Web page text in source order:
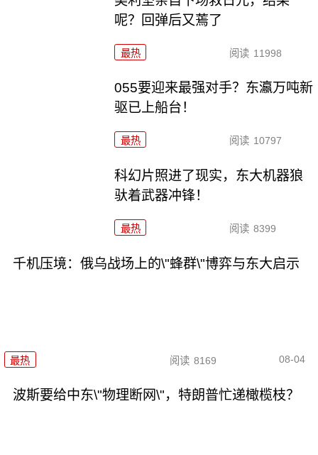
呢？回弹后又蔫了
最热 阅读 11998
055要迎来最强对手？东瀛万吨新
驱已上船台！
最热 阅读 10797
科幻片照进了现实，东大机器狼
驮着武器冲锋！
最热 阅读 8399
千机压境：俄乌战场上的\"蜂群\"博弈与东大启示
最热 阅读 8169 08-04
波斯要给中东\"物理断网\"，特朗普忙递橄榄枝？